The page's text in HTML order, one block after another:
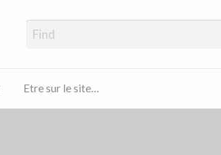
Etre sur le site…